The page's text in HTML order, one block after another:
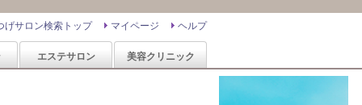
ヘルプ
マイページ
げサロン検索トップ
エステサロン 美容クリニック